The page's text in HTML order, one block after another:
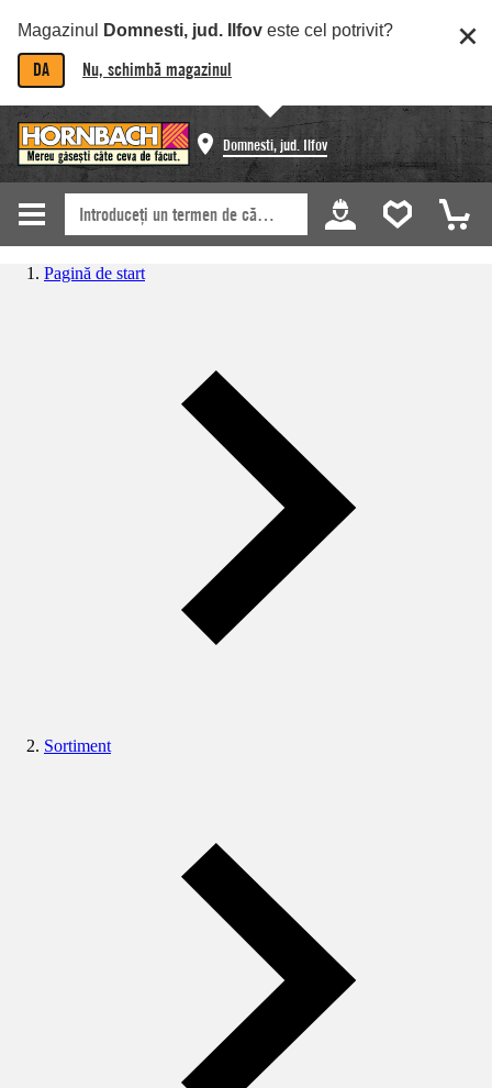
Magazinul Domnesti, jud. Ilfov este cel potrivit?
DA Nu, schimbă magazinul
Domnesti, jud. Ilfov
Pagină de start
Sortiment